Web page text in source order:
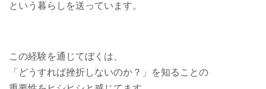
という暮らしを送っています。
この経験を通じてぼくは、
「どうすれば挫折しないのか？」を知ることの